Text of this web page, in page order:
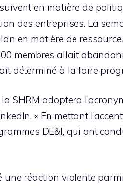
en matière de
des entreprises. La
en matière de
membres allait
déterminé à la faire
SHRM adoptera
« En mettant
DE&I, qui ont
une réaction violente